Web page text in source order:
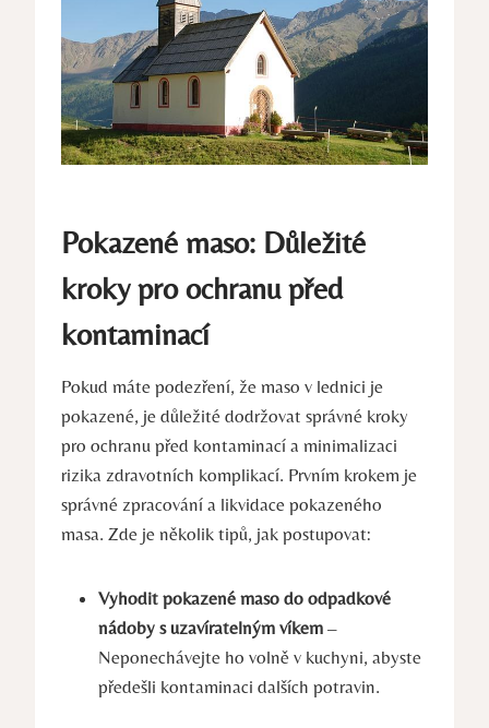
Pokazené maso: Důležité
kroky pro ochranu před
kontaminací
Pokud máte podezření, že maso v lednici je
pokazené, je důležité dodržovat správné kroky
pro ochranu před kontaminací a minimalizaci
rizika zdravotních komplikací. Prvním krokem je
správné zpracování a likvidace pokazeného
masa. Zde je několik tipů, jak postupovat:
Vyhodit pokazené maso do odpadkové
nádoby s uzavíratelným víkem –
Neponechávejte ho volně v kuchyni, abyste
předešli kontaminaci dalších potravin.